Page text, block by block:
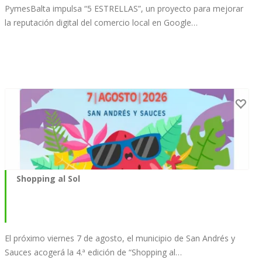
PymesBalta impulsa “5 ESTRELLAS”, un proyecto para mejorar
la reputación digital del comercio local en Google…
Shopping al Sol
El próximo viernes 7 de agosto, el municipio de San Andrés y
Sauces acogerá la 4.ª edición de “Shopping al…